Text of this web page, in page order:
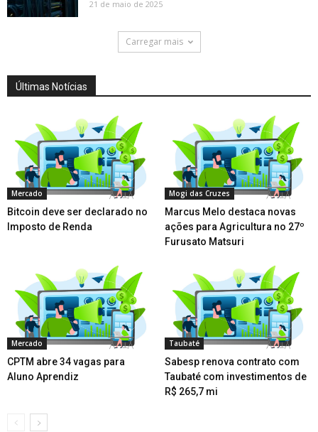
21 de maio de 2025
Carregar mais
Últimas Notícias
Mercado
Bitcoin deve ser declarado no
Imposto de Renda
Mogi das Cruzes
Marcus Melo destaca novas
ações para Agricultura no 27º
Furusato Matsuri
Mercado
CPTM abre 34 vagas para
Aluno Aprendiz
Taubaté
Sabesp renova contrato com
Taubaté com investimentos de
R$ 265,7 mi